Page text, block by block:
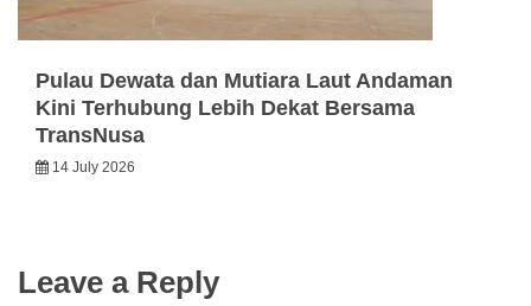
Pulau Dewata dan Mutiara Laut Andaman
Kini Terhubung Lebih Dekat Bersama
TransNusa
14 July 2026
Leave a Reply